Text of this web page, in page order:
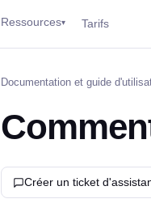
Ressources▾ Tarifs
Documentation et guide
Créer un ticket